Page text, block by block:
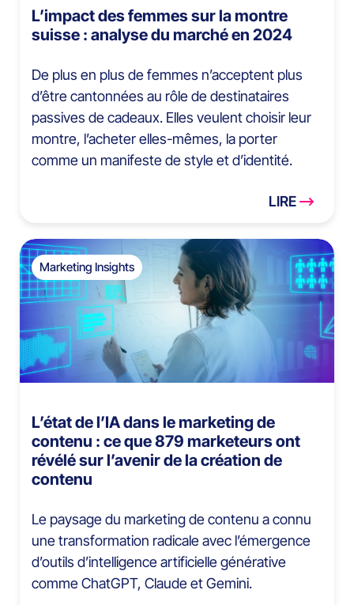
L’impact des femmes sur la montre
suisse : analyse du marché en 2024
De plus en plus de femmes n’acceptent plus
d’être cantonnées au rôle de destinataires
passives de cadeaux. Elles veulent choisir leur
montre, l’acheter elles-mêmes, la porter
comme un manifeste de style et d’identité.
LIRE
Marketing Insights
L’état de l’IA dans le marketing de
contenu : ce que 879 marketeurs ont
révélé sur l’avenir de la création de
contenu
Le paysage du marketing de contenu a connu
une transformation radicale avec l’émergence
d’outils d’intelligence artificielle générative
comme ChatGPT, Claude et Gemini.